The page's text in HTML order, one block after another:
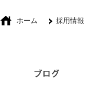
ホーム 採用情報